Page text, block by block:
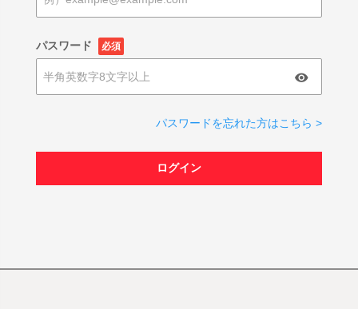
パスワード 必須
パスワードを忘れた方はこちら >
ログイン